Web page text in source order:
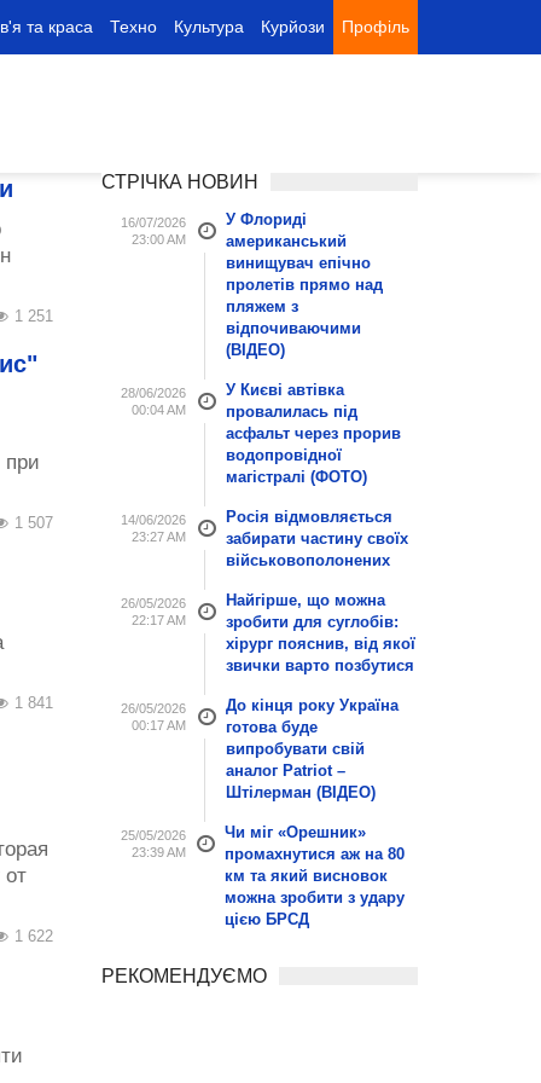
та краса Техно Культура Курйози Профіль
1 251
при
1 507
1 841
1 622
СТРІЧКА НОВИН
16/07/2026
23:00 AM
У Флориді
американський
винищувач епічно
пролетів прямо над
пляжем з
відпочиваючими
(ВІДЕО)
28/06/2026
00:04 AM
У Києві автівка
провалилась під
асфальт через прорив
водопровідної
магістралі (ФОТО)
14/06/2026
23:27 AM
Росія відмовляється
забирати частину своїх
військовополонених
26/05/2026
22:17 AM
Найгірше, що можна
зробити для суглобів:
хірург пояснив, від якої
звички варто позбутися
26/05/2026
00:17 AM
До кінця року Україна
готова буде
випробувати свій
аналог Patriot –
Штілерман (ВІДЕО)
25/05/2026
23:39 AM
Чи міг «Орешник»
промахнутися аж на 80
км та який висновок
можна зробити з удару
цією БРСД
РЕКОМЕНДУЄМО